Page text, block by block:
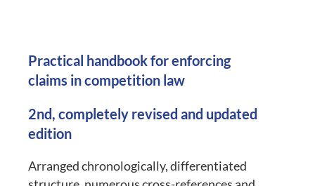
Practical handbook for enforcing
claims in competition law
2nd, completely revised and updated
edition
Arranged chronologically, differentiated